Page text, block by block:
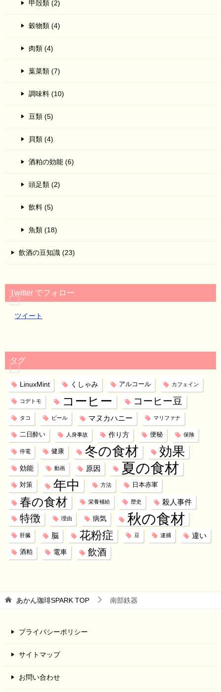
甲殻類 (2)
穀物類 (4)
肉類 (4)
葉菜類 (7)
調味料 (10)
豆類 (5)
貝類 (4)
酒粕の効能 (6)
頭足類 (2)
飲料 (5)
魚類 (18)
飲酒の豆知識 (23)
Twitter でフォロー
ツイート
タグ
LinuxMint くしゃみ アルコール カフェイン
コデトモ コーヒー コーヒー豆
タコ ビール マヌカハニー マリファナ
二日酔い 人身事故 作り方 便秘 保険
停電 健康 冬の食材 効果
効能 動画 原因 夏の食材
対策 年中 方法 日本赤軍
春の食材 栄養補給 歴史 殺人事件
特徴 理由 病気 秋の食材
肝臓 脳 花粉症 豆 逮捕 違い
酒粕 電車 飲酒
あかん珈琲SPARK TOP 南部鉄器
プライバシーポリシー
サイトマップ
お問い合わせ